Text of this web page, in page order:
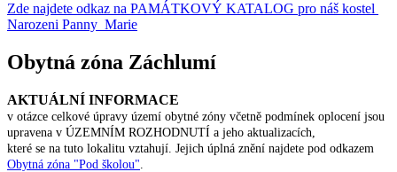
Zde najdete odkaz na PAMÁTKOVÝ KATALOG pro náš kostel
Narozeni Panny Marie
Obytná zóna Záchlumí
AKTUÁLNÍ INFORMACE
v otázce celkové úpravy území obytné zóny včetně podmínek oplocení jsou
upravena v ÚZEMNÍM ROZHODNUTÍ a jeho aktualizacích,
které se na tuto lokalitu vztahují. Jejich úplná znění najdete pod odkazem
Obytná zóna "Pod školou"